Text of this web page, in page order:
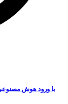
با ورود هوش